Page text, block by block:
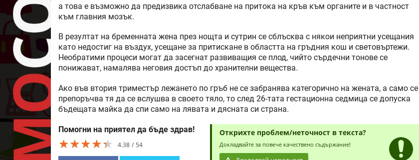
а това е възможно да предизвика отслабване на притока на кръв към органите и в частност
към главния мозък.
В резултат на бременната жена през нощта и сутрин се сблъсква с някои неприятни усещания
като недостиг на въздух, усещане за притискане в областта на гръдния кош и световъртежи.
Необратими процеси могат да засегнат развиващия се плод, чийто сърдечни тонове се
понижават, намалява неговия достъп до хранителни вещества.
Ако във втория триместър лежането по гръб не се забранява категорично на жената, а само се
препоръчва тя да се вслушва в своето тяло, то след 26-тата гестационна седмица се допуска
бъдещата майка да спи само на лявата и дясната си страна.
Помогни на приятел да бъде здрав!
★★★★★
★★★★★
★★★★★ 4.38 54
Открихте проблем/неточност в текста?
Докладвайте за повече качествено съдържание!